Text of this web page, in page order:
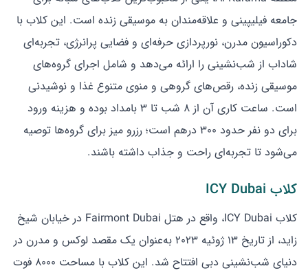
جامعه فیلیپینی و علاقه‌مندان به موسیقی زنده است. این کلاب با
دکوراسیون مدرن، نورپردازی حرفه‌ای و فضایی پرانرژی، تجربه‌ای
شاداب از شب‌نشینی را ارائه می‌دهد و شامل اجرای گروه‌های
موسیقی زنده، رقص‌های گروهی و منوی متنوع غذا و نوشیدنی
است. ساعت کاری آن از ۸ شب تا ۳ بامداد بوده و هزینه ورود
برای دو نفر حدود ۳۰۰ درهم است؛ رزرو میز برای گروه‌ها توصیه
می‌شود تا تجربه‌ای راحت و جذاب داشته باشند.
کلاب ICY Dubai
کلاب ICY Dubai، واقع در هتل Fairmont Dubai در خیابان شیخ
زاید، از تاریخ ۱۳ ژوئیه ۲۰۲۳ به‌عنوان یک مقصد لوکس و مدرن در
دنیای شب‌نشینی دبی افتتاح شد. این کلاب با مساحت ۸۰۰۰ فوت